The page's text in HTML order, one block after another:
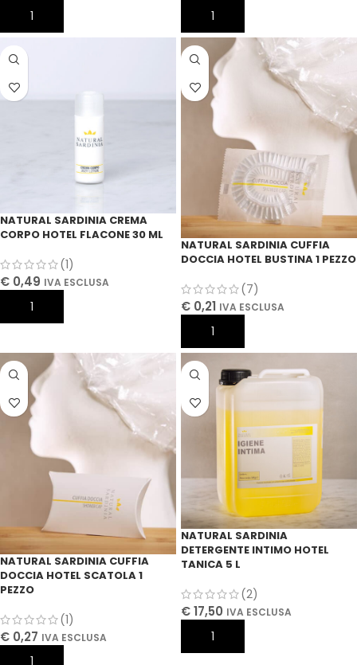
AGGIUNGI AL CARRELLO AGGIUNGI AL CARRELLO
NATURAL SARDINIA CREMA
CORPO HOTEL FLACONE 30 ML
(1)
€ 0,49 IVA ESCLUSA
AGGIUNGI AL CARRELLO
NATURAL SARDINIA CUFFIA
DOCCIA HOTEL BUSTINA 1 PEZZO
(7)
€ 0,21 IVA ESCLUSA
AGGIUNGI AL CARRELLO
NATURAL SARDINIA CUFFIA
DOCCIA HOTEL SCATOLA 1
PEZZO
(1)
€ 0,27 IVA ESCLUSA
AGGIUNGI AL CARRELLO
NATURAL SARDINIA
DETERGENTE INTIMO HOTEL
TANICA 5 L
(2)
€17,50 IVA ESCLUSA
AGGIUNGI AL CARRELLO